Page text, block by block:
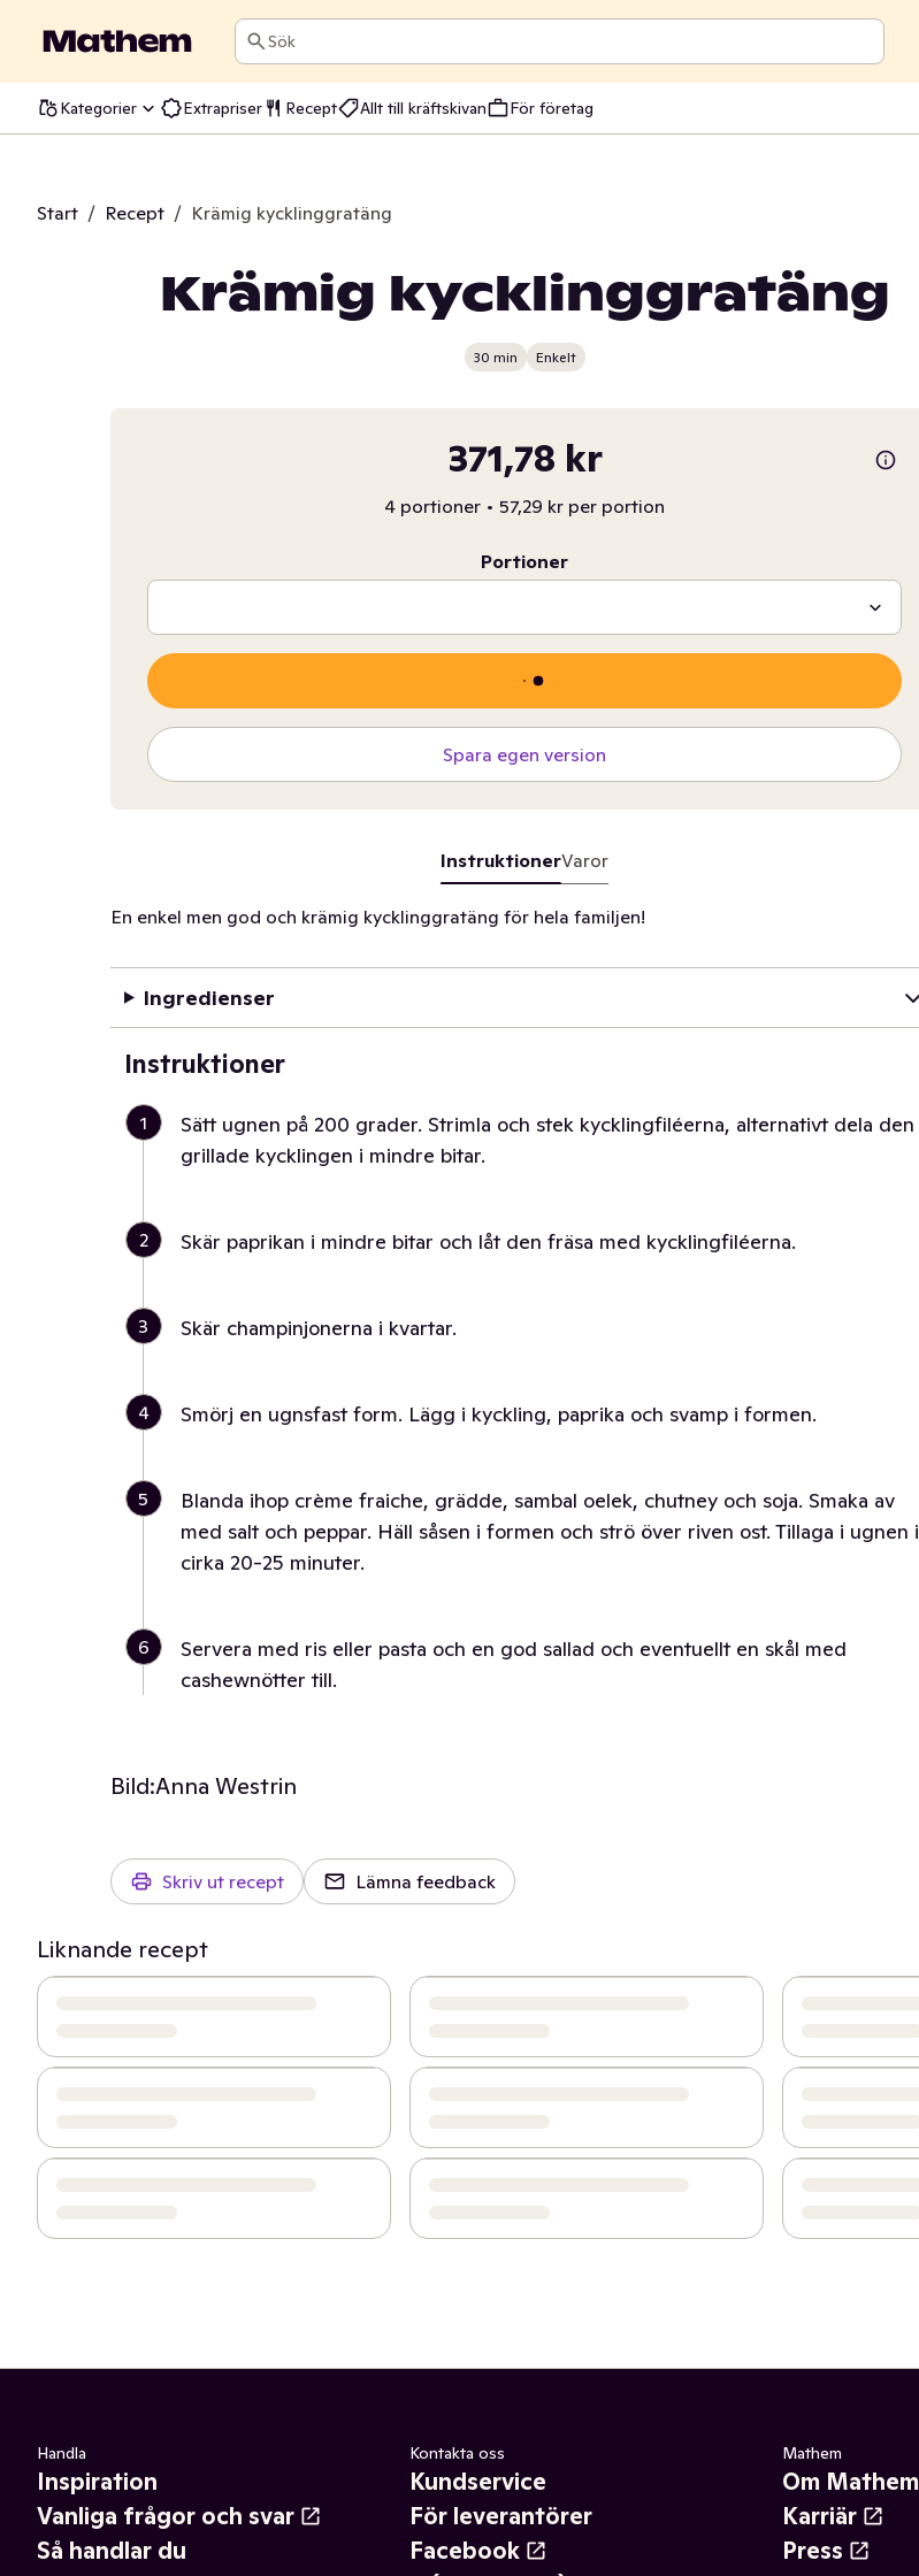
Sök
Kategorier Extrapriser Recept Allt till kräftskivan För företag
Start / Recept / Krämig kycklinggratäng
Krämig kycklinggratäng
30 min Enkelt
371,78 kr
4 portioner • 57,29 kr per portion
Portioner
Spara egen version
InstruktionerVaror
En enkel men god och krämig kycklinggratäng för hela familjen!
Ingredienser
Instruktioner
1
Sätt ugnen på 200 grader. Strimla och stek kycklingfiléerna, alternativt dela den
grillade kycklingen i mindre bitar.
2 Skär paprikan i mindre bitar och låt den fräsa med kycklingfiléerna.
3 Skär champinjonerna i kvartar.
4 Smörj en ugnsfast form. Lägg i kyckling, paprika och svamp i formen.
5
Blanda ihop crème fraiche, grädde, sambal oelek, chutney och soja. Smaka av
med salt och peppar. Häll såsen i formen och strö över riven ost. Tillaga i ugnen i
cirka 20-25 minuter.
6
Servera med ris eller pasta och en god sallad och eventuellt en skål med
cashewnötter till.
Bild:Anna Westrin
Skriv ut recept Lämna feedback
Liknande recept
Handla
Inspiration
Vanliga frågor och svar
Så handlar du
Kontakta oss
Kundservice
För leverantörer
Facebook
Mathem
Om Mathem
Karriär
Press